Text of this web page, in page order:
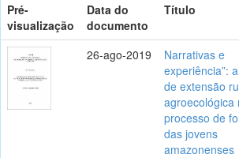
Pré-
visualização
Data do
documento
Título
26-ago-2019
Narrativas e
experiência”:
de extensão
agroecológica
processo de
das jovens
amazonenses